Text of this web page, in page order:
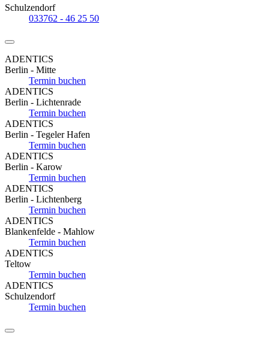
Schulzendorf
033762 - 46 25 50
ADENTICS
Berlin - Mitte
Termin buchen
ADENTICS
Berlin - Lichtenrade
Termin buchen
ADENTICS
Berlin - Tegeler Hafen
Termin buchen
ADENTICS
Berlin - Karow
Termin buchen
ADENTICS
Berlin - Lichtenberg
Termin buchen
ADENTICS
Blankenfelde - Mahlow
Termin buchen
ADENTICS
Teltow
Termin buchen
ADENTICS
Schulzendorf
Termin buchen